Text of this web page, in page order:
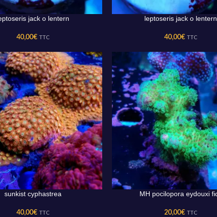
PANIER jack o lentern
40,00€ TTC
AJOUTER AU PANIERleptoseris jack o lentern
40,00€ TTC
PANIER
sunkist cyphastrea
40,00€ TTC
AJOUTER AU PANIER
MH pocilopora eydouxi
20,00€ TTC